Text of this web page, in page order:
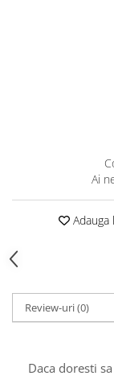
Ai
Adauga
Review-uri(0)
Daca doresti